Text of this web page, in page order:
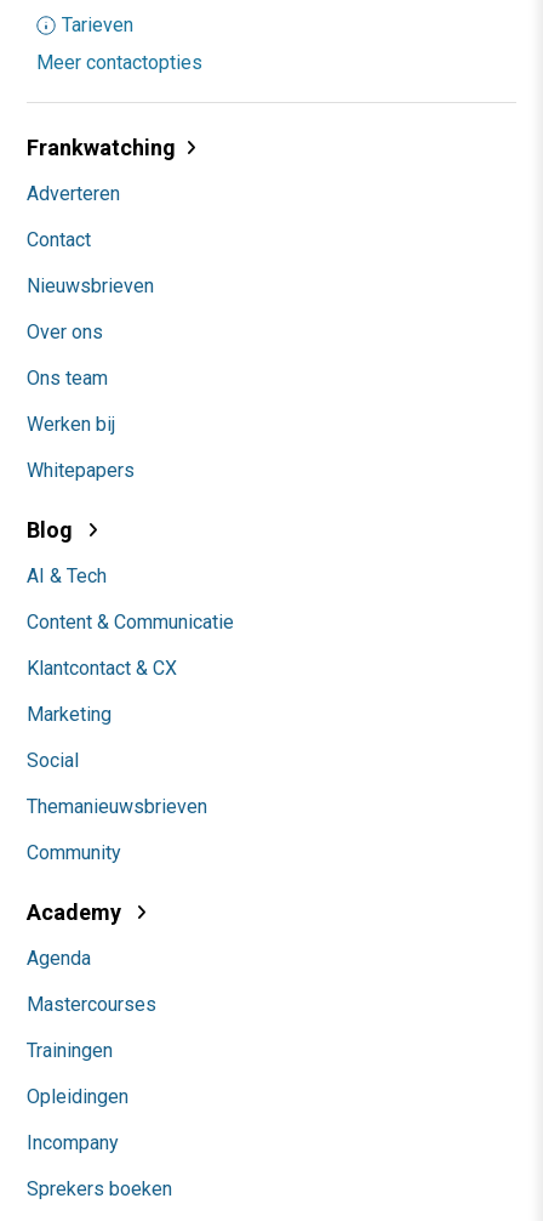
Tarieven
Meer contactopties
Frankwatching
Adverteren
Contact
Nieuwsbrieven
Over ons
Ons team
Werken bij
Whitepapers
Blog
AI & Tech
Content & Communicatie
Klantcontact & CX
Marketing
Social
Themanieuwsbrieven
Community
Academy
Agenda
Mastercourses
Trainingen
Opleidingen
Incompany
Sprekers boeken